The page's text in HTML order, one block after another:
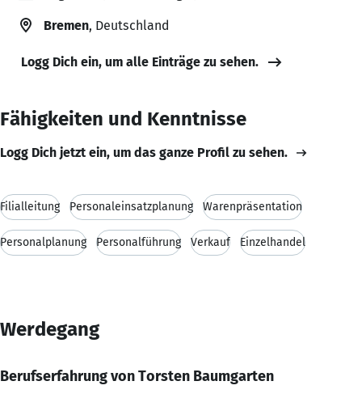
Bremen, Deutschland
Logg Dich ein, um alle Einträge zu sehen.
Fähigkeiten und Kenntnisse
Logg Dich jetzt ein, um das ganze Profil zu sehen.
Filialleitung Personaleinsatzplanung Warenpräsentation
Personalplanung Personalführung Verkauf Einzelhandel
Werdegang
Berufserfahrung von Torsten Baumgarten